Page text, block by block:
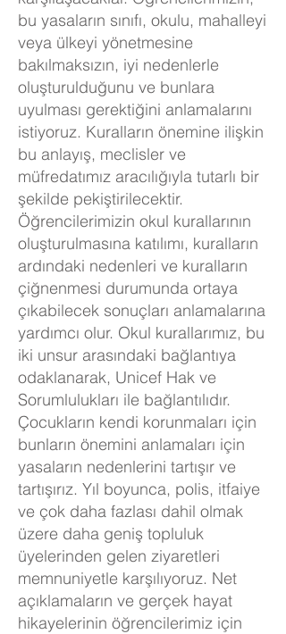
bu yasaların sınıfı, okulu, mahalleyi
veya ülkeyi yönetmesine
bakılmaksızın, iyi nedenlerle
oluşturulduğunu ve bunlara
uyulması gerektiğini anlamalarını
istiyoruz. Kuralların önemine ilişkin
bu anlayış, meclisler ve
müfredatımız aracılığıyla tutarlı bir
şekilde pekiştirilecektir.
Öğrencilerimizin okul kurallarının
oluşturulmasına katılımı, kuralların
ardındaki nedenleri ve kuralların
çiğnenmesi durumunda ortaya
çıkabilecek sonuçları anlamalarına
yardımcı olur. Okul kurallarımız, bu
iki unsur arasındaki bağlantıya
odaklanarak, Unicef Hak ve
Sorumlulukları ile bağlantılıdır.
Çocukların kendi korunmaları için
bunların önemini anlamaları için
yasaların nedenlerini tartışır ve
tartışırız. Yıl boyunca, polis, itfaiye
ve çok daha fazlası dahil olmak
üzere daha geniş topluluk
üyelerinden gelen ziyaretleri
memnuniyetle karşılıyoruz. Net
açıklamaların ve gerçek hayat
hikayelerinin öğrencilerimiz için